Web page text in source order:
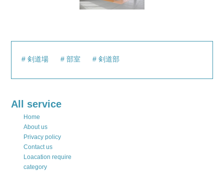
剣道場 部室 剣道部
All service
Home
About us
Privacy policy
Contact us
Loacation require
category